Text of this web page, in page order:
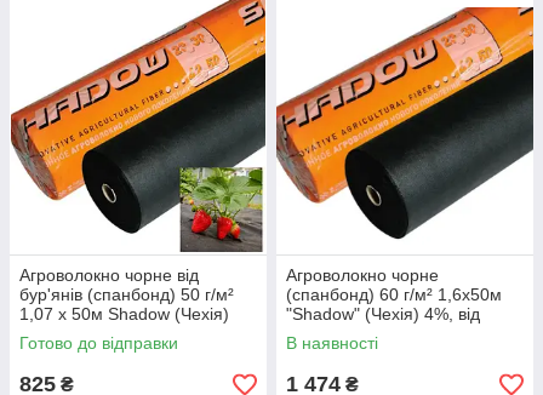
Агроволокно чорне від
бур'янів (спанбонд) 50 г/м²
1,07 х 50м Shadow (Чехія)
4%
Готово до відправки
825 ₴
Агроволокно чорне
(спанбонд) 60 г/м² 1,6х50м
"Shadow" (Чехія) 4%, від
бур'янів
В наявності
1 474 ₴